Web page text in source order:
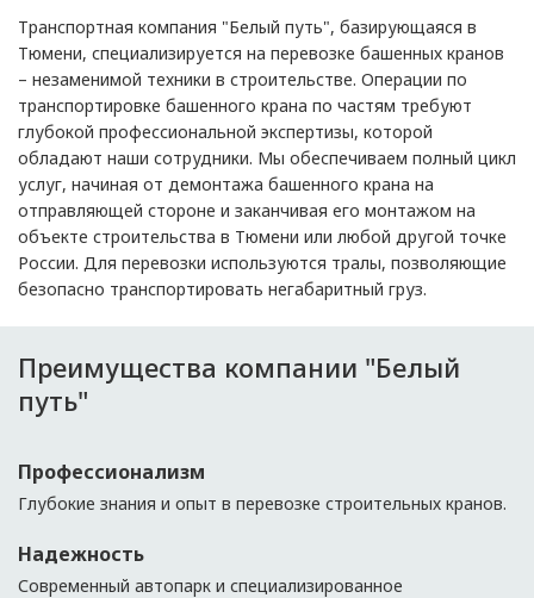
Транспортная компания "Белый путь", базирующаяся в
Тюмени, специализируется на перевозке башенных кранов
– незаменимой техники в строительстве. Операции по
транспортировке башенного крана по частям требуют
глубокой профессиональной экспертизы, которой
обладают наши сотрудники. Мы обеспечиваем полный цикл
услуг, начиная от демонтажа башенного крана на
отправляющей стороне и заканчивая его монтажом на
объекте строительства в Тюмени или любой другой точке
России. Для перевозки используются тралы, позволяющие
безопасно транспортировать негабаритный груз.
Преимущества компании "Белый
путь"
Профессионализм
Глубокие знания и опыт в перевозке строительных кранов.
Надежность
Современный автопарк и специализированное